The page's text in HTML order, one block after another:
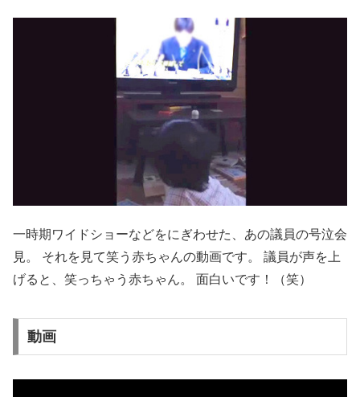
一時期ワイドショーなどをにぎわせた、あの議員の号泣会
見。 それを見て笑う赤ちゃんの動画です。 議員が声を上
げると、笑っちゃう赤ちゃん。 面白いです！（笑）
動画